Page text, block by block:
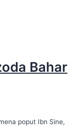
Bahar
poput Ibn Sine,